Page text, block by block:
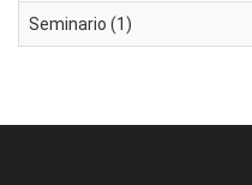
Seminario (1)